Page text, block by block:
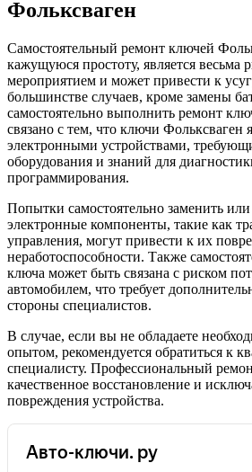
Фольксваген
Самостоятельный ремонт ключей
кажущуюся простоту, является весьма
мероприятием и может привести к
большинстве случаев, кроме замены
самостоятельно выполнить ремонт
связано с тем, что ключи
электронными устройствами,
оборудования и знаний для
программирования.
Попытки самостоятельно заменить
электронные компоненты, такие как
управления, могут привести к их
неработоспособности. Также
ключа может быть связана с риском
автомобилем, что требует
стороны специалистов.
В случае, если вы не обладаете
опытом, рекомендуется обратиться к
специалисту. Профессиональный
качественное восстановление и
повреждения устройства.